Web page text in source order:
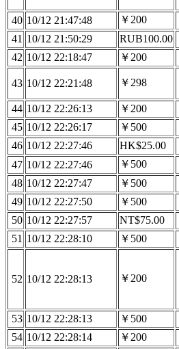
40 10/12 21:47:48 ￥200
41 10/12 21:50:29 RUB100.00
42 10/12 22:18:47 ￥200
43 10/12 22:21:48 ￥298
44 10/12 22:26:13 ￥200
45 10/12 22:26:17 ￥500
46 10/12 22:27:46 HK$25.00
47 10/12 22:27:46 ￥500
48 10/12 22:27:47 ￥500
49 10/12 22:27:50 ￥500
50 10/12 22:27:57 NT$75.00
51 10/12 22:28:10 ￥500
52 10/12 22:28:13 ￥200
53 10/12 22:28:13 ￥500
54 10/12 22:28:14 ￥200